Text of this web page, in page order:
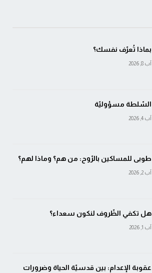
بماذا تُعرّف نفسك؟
آب 8, 2026
السّلطة مسؤوليّة
آب 4, 2026
طوبى للمساكين بالرّوح: من هم؟ وماذا لهم؟
آب 2, 2026
هل تكفي الظّروف لنكون سعداء؟
آب 1, 2026
عقوبة الإعدام: بين قدسيّة الحياة وضرورات